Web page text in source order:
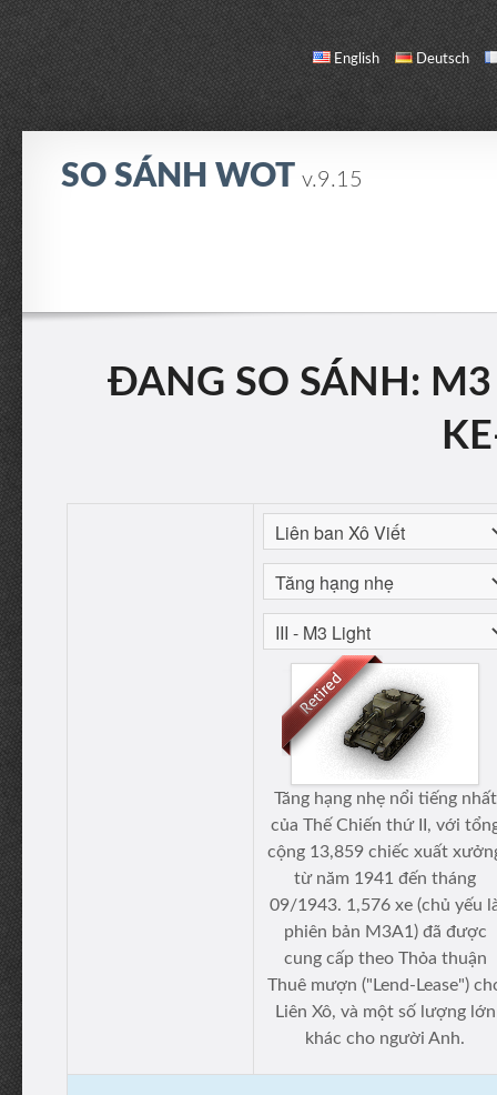
English Deutsch
SO SÁNH WOT v.9.15
ĐANG SO SÁNH:
Tăng hạng nhẹ nổi tiếng nhất
của Thế Chiến thứ II, với
cộng 13,859 chiếc xuất
từ năm 1941 đến tháng
09/1943. 1,576 xe (chủ yếu
phiên bản M3A1) đã được
cung cấp theo Thỏa thuận
Thuê mượn ("Lend-Lease")
Liên Xô, và một số lượng lớn
khác cho người Anh.